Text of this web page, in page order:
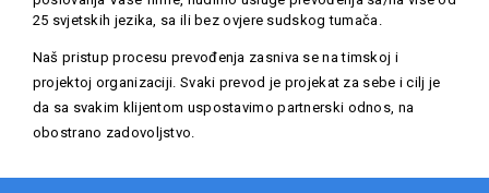
25 svjetskih jezika, sa ili bez ovjere sudskog tumača.
Naš pristup procesu prevođenja zasniva se na timskoj i
projektoj organizaciji. Svaki prevod je projekat za sebe i cilj je
da sa svakim klijentom uspostavimo partnerski odnos, na
obostrano zadovoljstvo.